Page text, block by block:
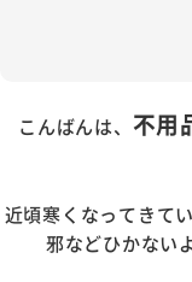
こんばんは、 不用
近頃寒くなってきて
邪などひかない